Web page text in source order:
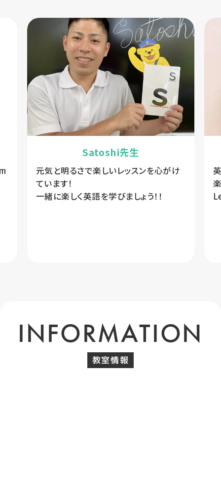
Satoshi先生
元気と明るさで楽しいレッスンを心がけ
ています！
一緒に楽しく英語を学びましょう！！
INFORMATION
教室情報